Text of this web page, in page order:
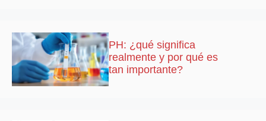
PH: ¿qué significa
realmente y por qué es
tan importante?